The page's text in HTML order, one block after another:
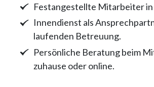
Festangestellte Mitarbeiter
Innendienst als
laufenden Betreuung.
Persönliche Beratung beim
zuhause oder online.